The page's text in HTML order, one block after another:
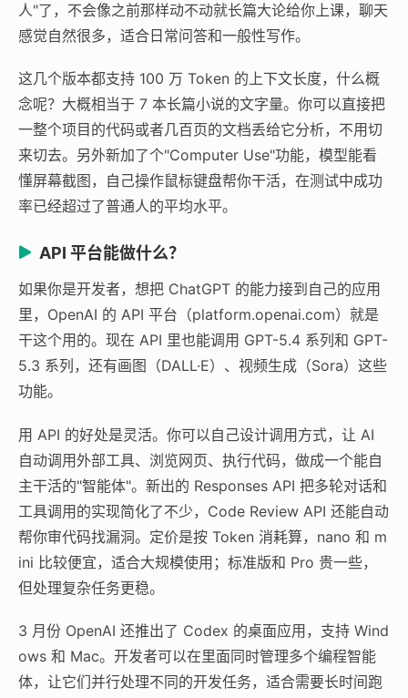
人"了，不会像之前那样动不动就长篇大论给你上课，聊天
感觉自然很多，适合日常问答和一般性写作。
这几个版本都支持 100 万 Token 的上下文长度，什么概
念呢？大概相当于 7 本长篇小说的文字量。你可以直接把
一整个项目的代码或者几百页的文档丢给它分析，不用切
来切去。另外新加了个"Computer Use"功能，模型能看
懂屏幕截图，自己操作鼠标键盘帮你干活，在测试中成功
率已经超过了普通人的平均水平。
API 平台能做什么？
如果你是开发者，想把 ChatGPT 的能力接到自己的应用
里，OpenAI 的 API 平台（platform.openai.com）就是
干这个用的。现在 API 里也能调用 GPT-5.4 系列和 GPT-
5.3 系列，还有画图（DALL·E）、视频生成（Sora）这些
功能。
用 API 的好处是灵活。你可以自己设计调用方式，让 AI
自动调用外部工具、浏览网页、执行代码，做成一个能自
主干活的"智能体"。新出的 Responses API 把多轮对话和
工具调用的实现简化了不少，Code Review API 还能自动
帮你审代码找漏洞。定价是按 Token 消耗算，nano 和 m
ini 比较便宜，适合大规模使用；标准版和 Pro 贵一些，
但处理复杂任务更稳。
3 月份 OpenAI 还推出了 Codex 的桌面应用，支持 Wind
ows 和 Mac。开发者可以在里面同时管理多个编程智能
体，让它们并行处理不同的开发任务，适合需要长时间跑